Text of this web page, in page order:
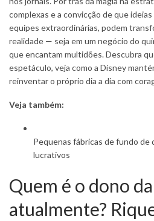
complexas e a convicção de que
equipes extraordinárias, podem
realidade — seja em um negócio do
que encantam multidões. Descubra
espetáculo, veja como a Disney
reinventar o próprio dia a dia com
Veja também:
Pequenas fábricas de fundo de
lucrativos
Quem é o dono
atualmente?